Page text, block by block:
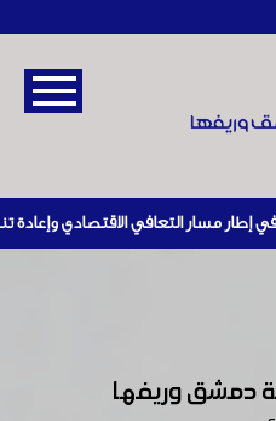
دمشق وريفها